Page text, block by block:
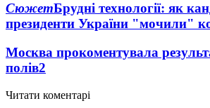
СюжетБрудні технології: як
президенти України "мочили"
Москва прокоментувала
полів2
Читати коментарі